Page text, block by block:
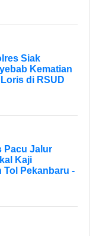
Siak
Kematian
di RSUD
Pacu Jalur
Kaji
Tol Pekanbaru -